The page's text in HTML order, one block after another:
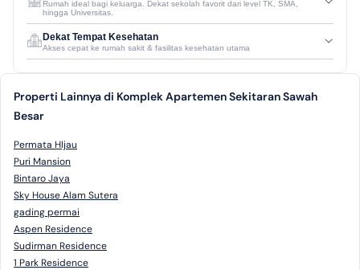
Rumah ideal bagi keluarga. Dekat sekolah favorit dari level TK, SMA,
hingga Universitas.
Dekat Tempat Kesehatan
Akses cepat ke rumah sakit & fasilitas kesehatan utama
Properti Lainnya di Komplek Apartemen Sekitaran Sawah
Besar
Permata HIjau
Puri Mansion
Bintaro Jaya
Sky House Alam Sutera
gading permai
Aspen Residence
Sudirman Residence
1 Park Residence